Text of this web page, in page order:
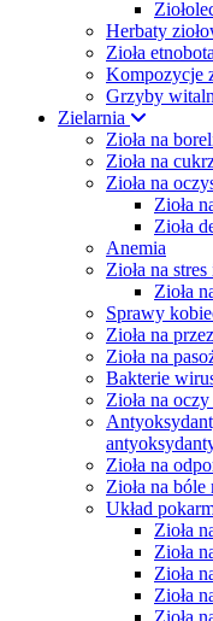
Herbaty
Zioła
Kompozycje
Grzyby
Zielarnia
Zioła na
Zioła na
Zioła na
Zioła
Zioła
Anemia
Zioła na
Zioła
Sprawy
Zioła na
Zioła na
Bakterie
Zioła na
Zioła na
Zioła na
Układ
Zioła
Zioła
Zioła
Zioła
Zioła